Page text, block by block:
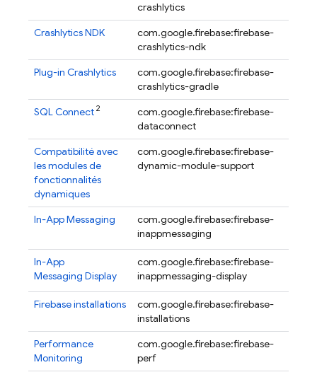
crashlytics
CrashlyticsNDK
com.google.firebase:firebase-
crashlytics-ndk
Plug-in Crashlytics
com.google.firebase:firebase-
crashlytics-gradle
SQL Connect 2
com.google.firebase:firebase-
dataconnect
Compatibilité avec
les modules de
fonctionnalités
dynamiques
com.google.firebase:firebase-
dynamic-module-support
In-App Messaging
com.google.firebase:firebase-
inappmessaging
In-App
Messaging Display
com.google.firebase:firebase-
inappmessaging-display
Firebaseinstallations
com.google.firebase:firebase-
installations
Performance
Monitoring
com.google.firebase:firebase-
perf